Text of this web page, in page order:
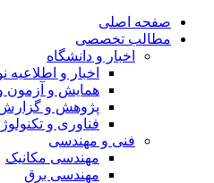
اصلی
تخصصی
اخبار و دانشگاه
اخبار و اطلاعیه نواندیشان
همایش و آزمون و دانشگاه
پژوهش و گزارش
فناوری و تکنولوژی روز
فنی و مهندسی
مهندسی مکانیک
مهندسی برق